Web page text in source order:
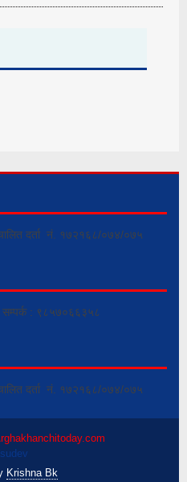
दर्ता नं. १७२१६८/०७४/०७५
सम्पर्क : ९८५७०६६३५८
दर्ता नं. १७२१६८/०७४/०७५
Krishna Bk